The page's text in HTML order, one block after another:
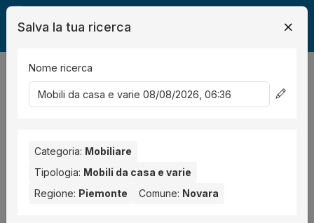
Legalmente Mobili
risultati Ordina per
risultato per la Provincia selezionata:
Prova a modificare i parametri di ricerca:
Salva la tua ricerca
Nome ricerca
Categoria: Mobiliare
Tipologia: Mobili da casa e varie
Regione: Piemonte Comune: Novara